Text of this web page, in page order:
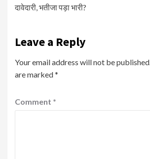
दावेदारी, भतीजा पड़ा भारी?
Leave a Reply
Your email address will not be published.
are marked*
Comment *